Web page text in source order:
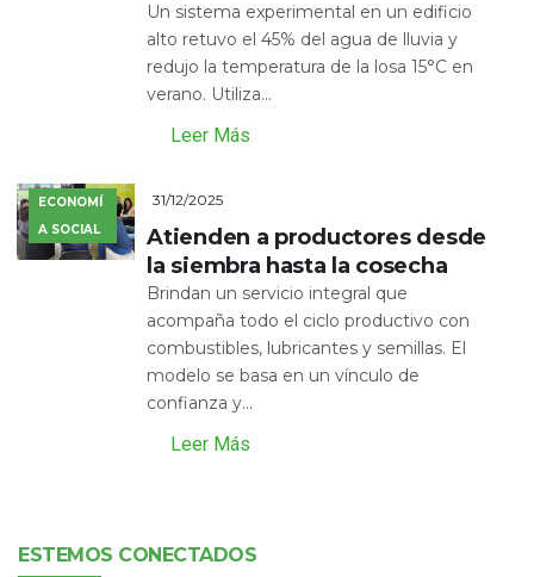
Un sistema experimental en un edificio
alto retuvo el 45% del agua de lluvia y
redujo la temperatura de la losa 15°C en
verano. Utiliza...
Leer Más
ECONOMÍ
A SOCIAL
31/12/2025
Atienden a productores desde
la siembra hasta la cosecha
Brindan un servicio integral que
acompaña todo el ciclo productivo con
combustibles, lubricantes y semillas. El
modelo se basa en un vínculo de
confianza y...
Leer Más
ESTEMOS CONECTADOS